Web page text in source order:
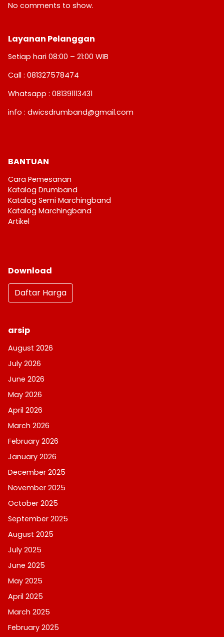
No comments to show.
Layanan Pelanggan
Setiap hari 08:00 – 21:00 WIB
Call : 081327578474
Whatsapp : 081391113431
info : dwicsdrumband@gmail.com
BANTUAN
Cara Pemesanan
Katalog Drumband
Katalog Semi Marchingband
Katalog Marchingband
Artikel
Download
Daftar Harga
arsip
August 2026
July 2026
June 2026
May 2026
April 2026
March 2026
February 2026
January 2026
December 2025
November 2025
October 2025
September 2025
August 2025
July 2025
June 2025
May 2025
April 2025
March 2025
February 2025